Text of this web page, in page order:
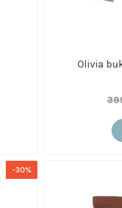
Olivia
-30%